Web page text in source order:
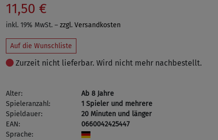
11,50 €
inkl. 19% MwSt. – zzgl. Versandkosten
Auf die Wunschliste
Zurzeit nicht lieferbar. Wird nicht mehr nachbestellt.
Alter:
Ab 8 Jahre
Spieleranzahl:
1 Spieler und mehrere
Spieldauer:
20 Minuten und länger
EAN:
0660042425447
Sprache: